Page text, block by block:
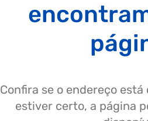
Confira se o endereço
estiver certo, a página